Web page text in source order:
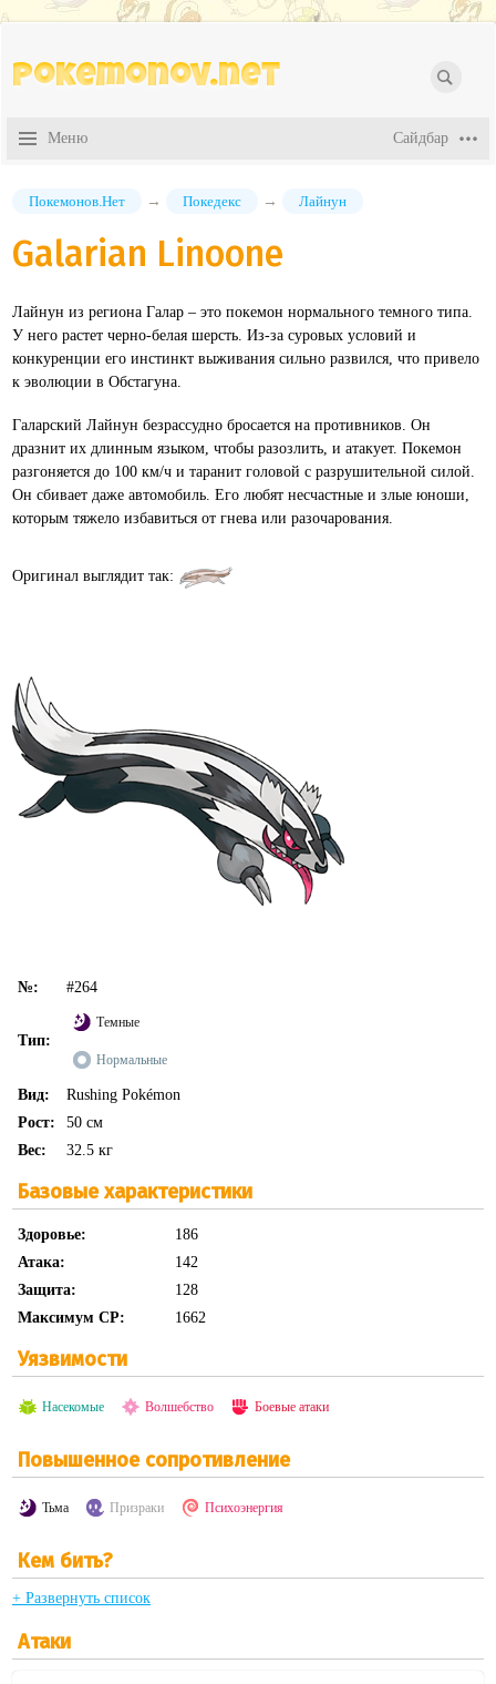
Pokemonov.net
Покемонов.Нет → Покедекс → Лайнун
Galarian Linoone
Лайнун из региона Галар – это покемон нормального темного типа.
У него растет черно-белая шерсть. Из-за суровых условий и
конкуренции его инстинкт выживания сильно развился, что привело
к эволюции в Обстагуна.
Галарский Лайнун безрассудно бросается на противников. Он
дразнит их длинным языком, чтобы разозлить, и атакует. Покемон
разгоняется до 100 км/ч и таранит головой с разрушительной силой.
Он сбивает даже автомобиль. Его любят несчастные и злые юноши,
которым тяжело избавиться от гнева или разочарования.
Оригинал выглядит так:
№: #264
Тип:
Темные
Нормальные
Вид:
Rushing Pokémon
Рост:
50 см
Вес:
32.5 кг
Базовые характеристики
Здоровье:
186
Атака:
142
Защита:
128
Максимум CP:
1662
Уязвимости
Насекомые Волшебство Боевые атаки
Повышенное сопротивление
Тьма Призраки Психоэнергия
Кем бить?
+ Развернуть список
Атаки